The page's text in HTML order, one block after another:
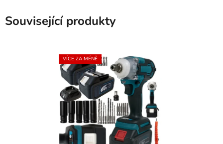
Související produkty
VÍCE ZA MÉNĚ